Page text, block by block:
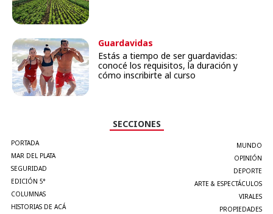
Guardavidas
Estás a tiempo de ser guardavidas:
conocé los requisitos, la duración y
cómo inscribirte al curso
SECCIONES
PORTADA
MAR DEL PLATA
SEGURIDAD
EDICIÓN 5°
COLUMNAS
HISTORIAS DE ACÁ
MUNDO
OPINIÓN
DEPORTE
ARTE & ESPECTÁCULOS
VIRALES
PROPIEDADES